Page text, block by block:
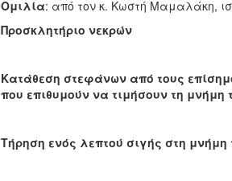
Ομιλία: από τον κ. Κωστή Μαμαλάκη,
Προσκλητήριο νεκρών
Κατάθεση στεφάνων από τους
που επιθυμούν να τιμήσουν τη μνήμη
Τήρηση ενός λεπτού σιγής στη μνήμη